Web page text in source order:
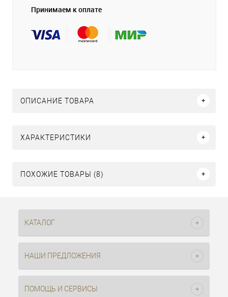
Принимаем к оплате
ОПИСАНИЕ ТОВАРА
ХАРАКТЕРИСТИКИ
ПОХОЖИЕ ТОВАРЫ (8)
КАТАЛОГ
НАШИ ПРЕДЛОЖЕНИЯ
ПОМОЩЬ И СЕРВИСЫ